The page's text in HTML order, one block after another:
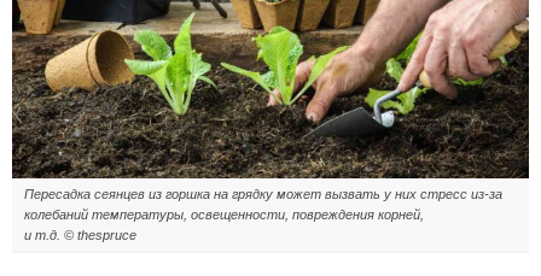
Пересадка сеянцев из горшка на грядку может вызвать у них стресс из-за
колебаний температуры, освещенности, повреждения корней,
и т.д. © thespruce